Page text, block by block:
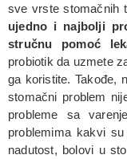
sve vrste stomačnih
ujedno i najbolji
stručnu pomoć
probiotik da uzmete
ga koristite. Takođe,
stomačni problem
probleme sa
problemima kakvi
nadutost, bolovi u